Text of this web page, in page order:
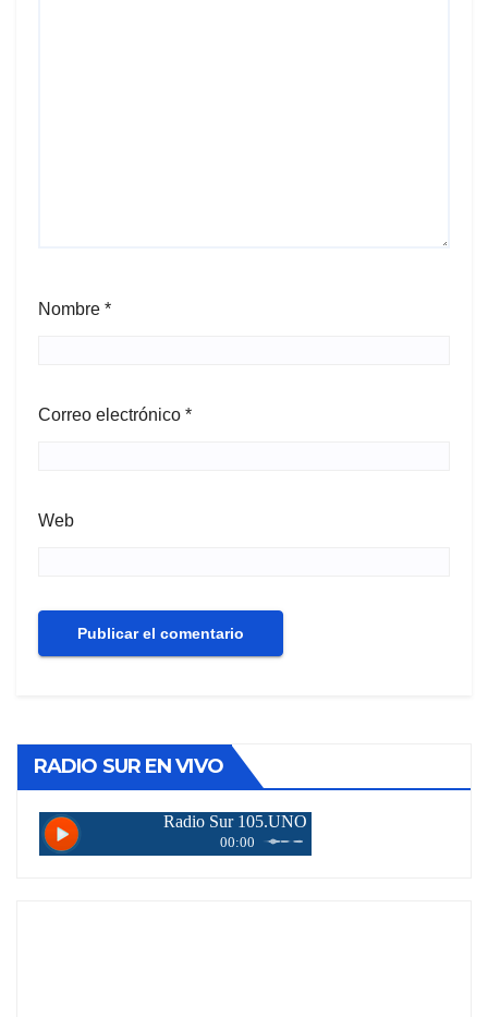
Nombre *
Correo electrónico *
Web
RADIO SUR EN VIVO